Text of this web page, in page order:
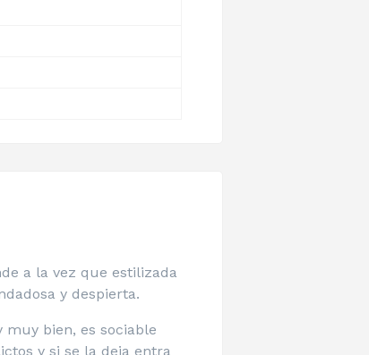
a la vez que estilizada
y despierta.
muy bien, es sociable
y si se la deja entra